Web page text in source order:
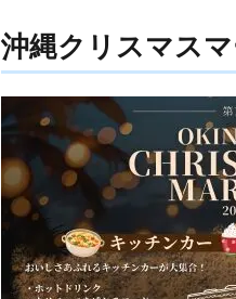
沖縄クリスマス